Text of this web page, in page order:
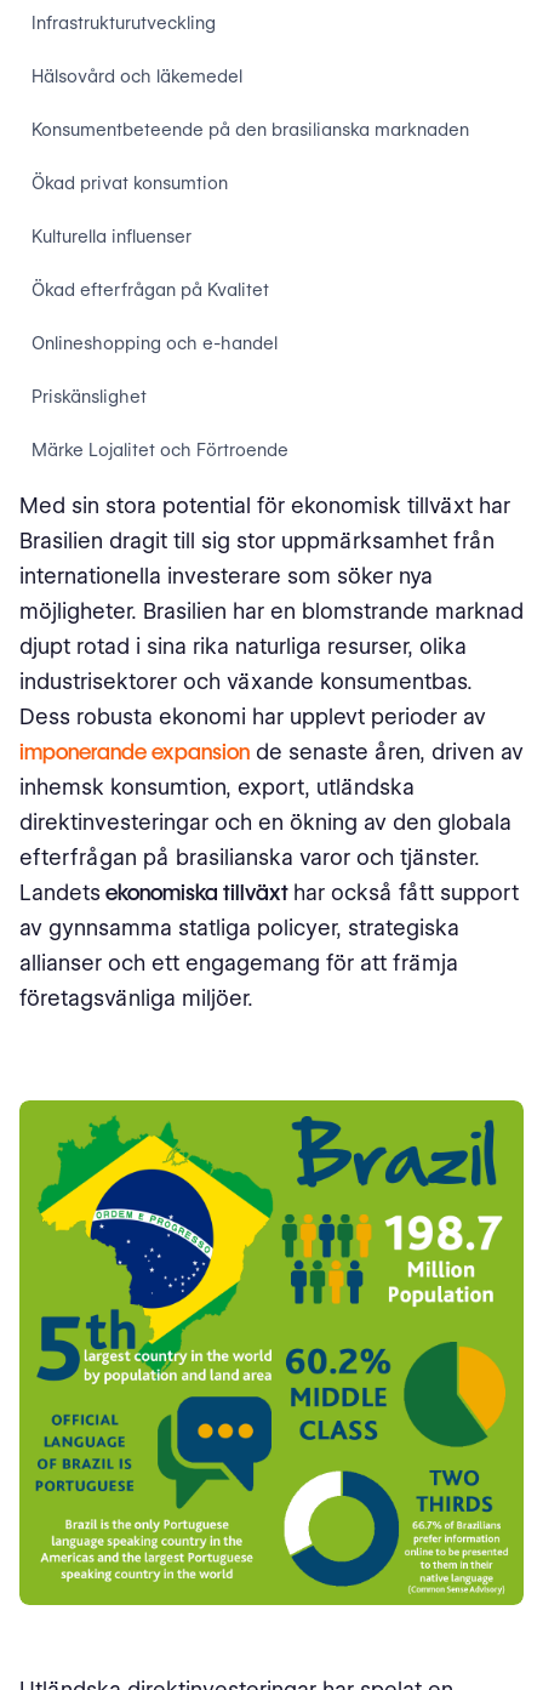
Infrastrukturutveckling
Hälsovård och läkemedel
Konsumentbeteende på den brasilianska marknaden
Ökad privat konsumtion
Kulturella influenser
Ökad efterfrågan på Kvalitet
Onlineshopping och e-handel
Priskänslighet
Märke Lojalitet och Förtroende
Inverkan av finansmarknaderna
Investera på den brasilianska marknaden: Överväganden
och tips
Ekonomisk och politisk stabilitet
Marknadsundersökningar och due diligence
Branschurval
Samarbeta med lokala företag
Riskhantering och diversifiering
Juridisk och Regulatorisk Efterlevnad
Nätverka och bygg relationer
Slutsats
Med sin stora potential för ekonomisk tillväxt har
Brasilien dragit till sig stor uppmärksamhet från
internationella investerare som söker nya
möjligheter. Brasilien har en blomstrande marknad
djupt rotad i sina rika naturliga resurser, olika
industrisektorer och växande konsumentbas.
Dess robusta ekonomi har upplevt perioder av
imponerande expansion de senaste åren, driven av
inhemsk konsumtion, export, utländska
direktinvesteringar och en ökning av den globala
efterfrågan på brasilianska varor och tjänster.
Landets ekonomiska tillväxt har också fått support
av gynnsamma statliga policyer, strategiska
allianser och ett engagemang för att främja
företagsvänliga miljöer.